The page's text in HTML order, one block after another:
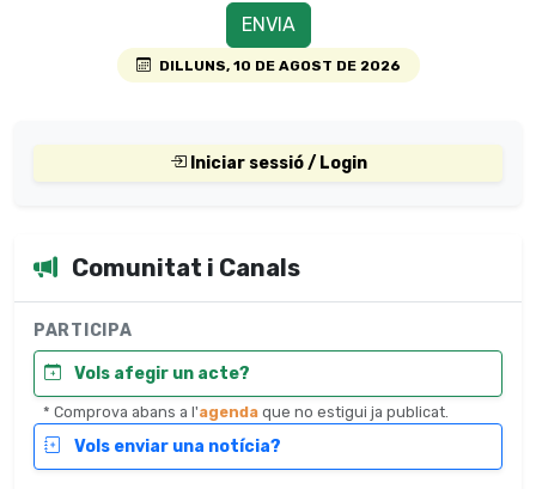
DILLUNS, 10 DE AGOST DE 2026
Iniciar sessió / Login
Comunitat i Canals
PARTICIPA
Vols afegir un acte?
* Comprova abans a l'agenda que no estigui ja publicat.
Vols enviar una notícia?